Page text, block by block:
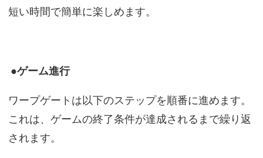
短い時間で簡単に楽しめます。
●ゲーム進行
ワープゲートは以下のステップを順番に進めます。
これは、ゲームの終了条件が達成されるまで繰り返
されます。